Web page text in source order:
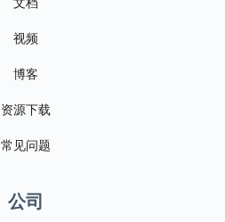
视频
博客
资源下载
常见问题
公司